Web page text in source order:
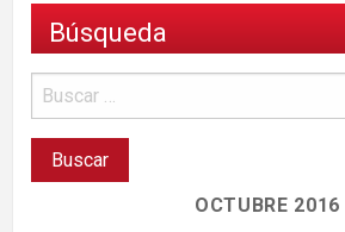
Búsqueda
OCTUBRE 2016